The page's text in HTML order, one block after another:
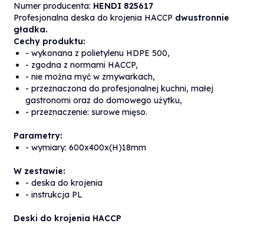
Numer producenta: HENDI 825617
Profesjonalna deska do krojenia HACCP dwustronnie
gładka.
Cechy produktu:
- wykonana z polietylenu HDPE 500,
- zgodna z normami HACCP,
- nie można myć w zmywarkach,
- przeznaczona do profesjonalnej kuchni, małej
gastronomi oraz do domowego użytku,
- przeznaczenie: surowe mięso.
Parametry:
- wymiary: 600x400x(H)18mm
W zestawie:
- deska do krojenia
- instrukcja PL
Deski do krojenia HACCP